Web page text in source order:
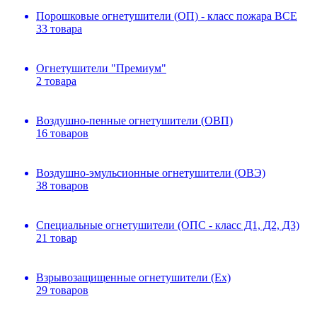
Порошковые огнетушители (ОП) - класс пожара ВСЕ
33 товара
Огнетушители "Премиум"
2 товара
Воздушно-пенные огнетушители (ОВП)
16 товаров
Воздушно-эмульсионные огнетушители (ОВЭ)
38 товаров
Специальные огнетушители (ОПС - класс Д1, Д2, Д3)
21 товар
Взрывозащищенные огнетушители (Ex)
29 товаров